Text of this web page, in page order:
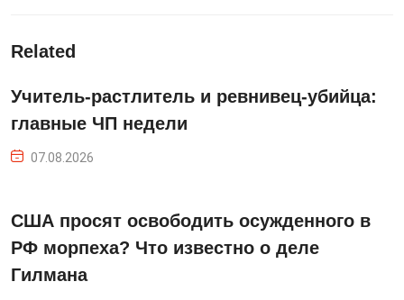
Related
Учитель-растлитель и ревнивец-убийца:
главные ЧП недели
07.08.2026
США просят освободить осужденного в
РФ морпеха? Что известно о деле
Гилмана